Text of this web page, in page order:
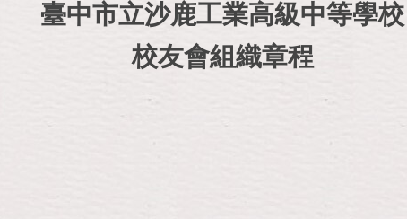
臺中市立沙鹿工業高級中等學校
校友會組織章程